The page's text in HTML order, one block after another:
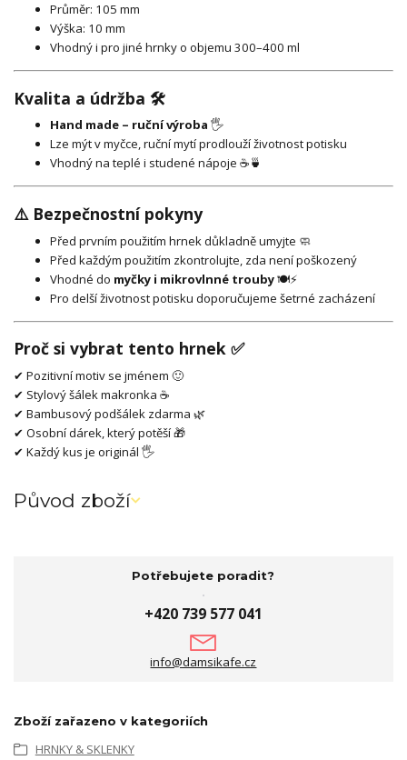
Průměr: 105 mm
Výška: 10 mm
Vhodný i pro jiné hrnky o objemu 300–400 ml
Kvalita a údržba 🛠️
Hand made – ruční výroba 🖐️
Lze mýt v myčce, ruční mytí prodlouží životnost potisku
Vhodný na teplé i studené nápoje ☕🍵
⚠️ Bezpečnostní pokyny
Před prvním použitím hrnek důkladně umyjte 🧼
Před každým použitím zkontrolujte, zda není poškozený
Vhodné do myčky i mikrovlnné trouby🍽️⚡
Pro delší životnost potisku doporučujeme šetrné zacházení
Proč si vybrat tento hrnek ✅
✔ Pozitivní motiv se jménem 🙂
✔ Stylový šálek makronka ☕
✔ Bambusový podšálek zdarma 🌿
✔ Osobní dárek, který potěší 🎁
✔ Každý kus je originál 🖐️
Původ zboží
Potřebujete poradit?
+420 739 577 041
info@damsikafe.cz
Zboží zařazeno v kategoriích
HRNKY & SKLENKY